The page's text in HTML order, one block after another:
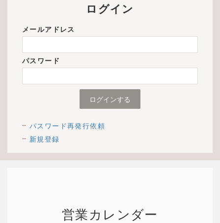
ログイン
メールアドレス
パスワード
パスワード再発行依頼
新規登録
営業カレンダー